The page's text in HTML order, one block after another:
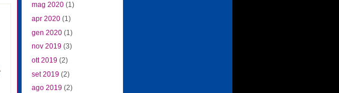
mag 2020 (1)
apr 2020 (1)
gen 2020 (1)
nov 2019 (3)
ott 2019 (2)
set 2019 (2)
ago 2019 (2)